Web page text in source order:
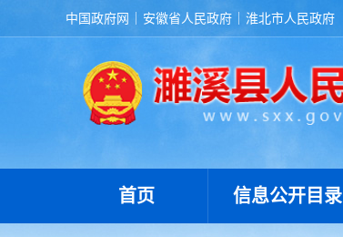
中国政府网 安徽省人民政府 淮北市人民政府
首页 信息公开目录